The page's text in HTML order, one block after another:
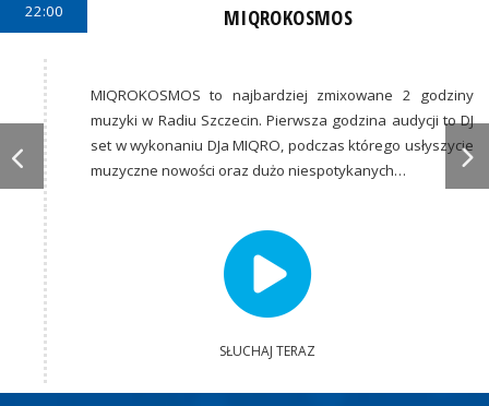
22:00 MIQROKOSMOS
MIQROKOSMOS to najbardziej zmixowane 2 godziny
muzyki w Radiu Szczecin. Pierwsza godzina audycji to DJ
set w wykonaniu DJa MIQRO, podczas którego usłyszycie
muzyczne nowości oraz dużo niespotykanych…
SŁUCHAJ TERAZ